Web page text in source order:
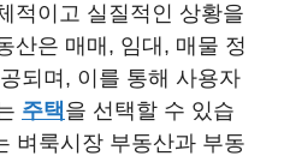
적이고 실질적인 상황을
산은 매매, 임대, 매물 정
되며, 이를 통해 사용자
주택을 선택할 수 있습
벼룩시장 부동산과 부동